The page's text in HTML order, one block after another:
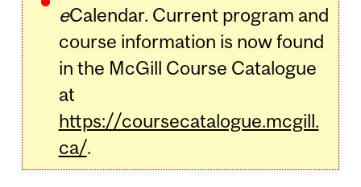
eCalendar. Current program and
course information is now found
in the McGill Course Catalogue
at
https://coursecatalogue.mcgill.
ca/.